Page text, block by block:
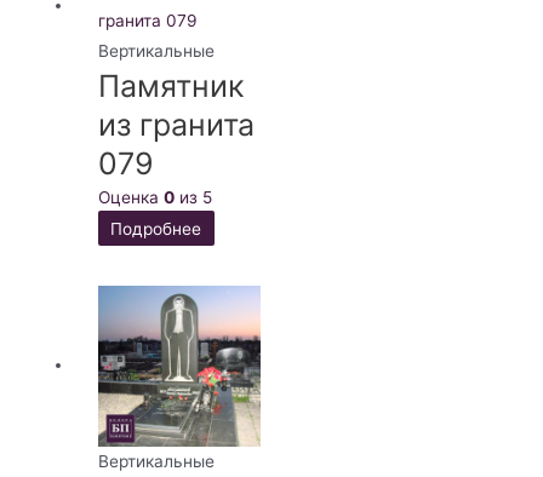
Вертикальные
Памятник
из гранита
079
Оценка0 из 5
Подробнее
Вертикальные